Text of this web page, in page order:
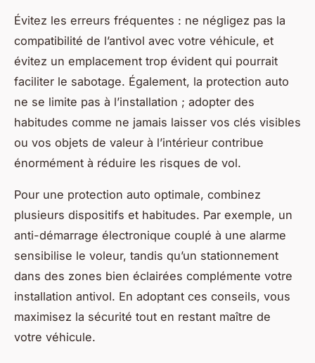
Évitez les erreurs fréquentes : ne négligez pas la
compatibilité de l’antivol avec votre véhicule, et
évitez un emplacement trop évident qui pourrait
faciliter le sabotage. Également, la protection auto
ne se limite pas à l’installation ; adopter des
habitudes comme ne jamais laisser vos clés visibles
ou vos objets de valeur à l’intérieur contribue
énormément à réduire les risques de vol.
Pour une protection auto optimale, combinez
plusieurs dispositifs et habitudes. Par exemple, un
anti-démarrage électronique couplé à une alarme
sensibilise le voleur, tandis qu’un stationnement
dans des zones bien éclairées complémente votre
installation antivol. En adoptant ces conseils, vous
maximisez la sécurité tout en restant maître de
votre véhicule.